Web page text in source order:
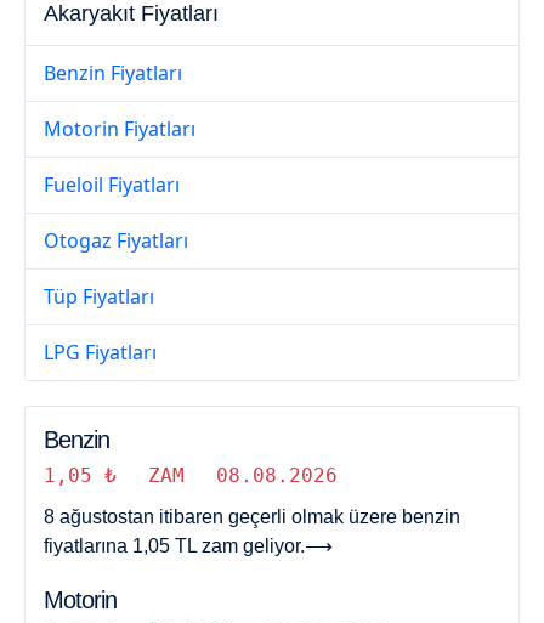
Akaryakıt Fiyatları
Benzin Fiyatları
Motorin Fiyatları
Fueloil Fiyatları
Otogaz Fiyatları
Tüp Fiyatları
LPG Fiyatları
Benzin
1,05 ₺ ZAM 08.08.2026
8 ağustostan itibaren geçerli olmak üzere benzin
fiyatlarına 1,05 TL zam geliyor.⟶
Motorin